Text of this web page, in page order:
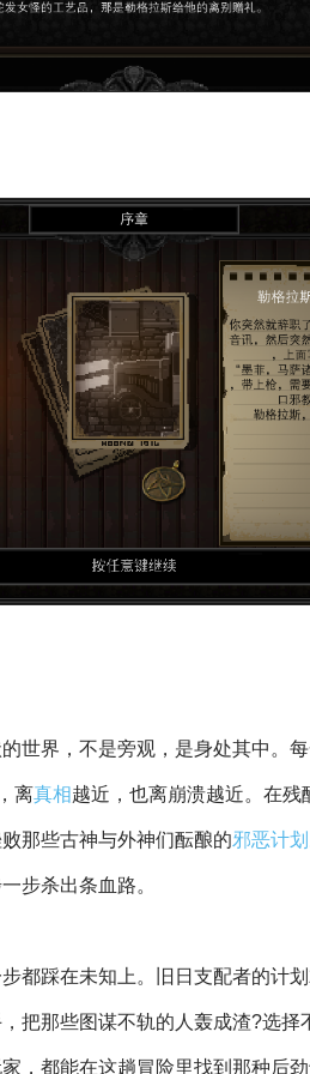
世界，不是旁观，是身处其中。
离真相越近，也离崩溃越近。在残
那些古神与外神们酝酿的邪恶计划
步杀出条血路。
都踩在未知上。旧日支配者的
把那些图谋不轨的人轰成渣?选
，都能在这趟冒险里找到那种后